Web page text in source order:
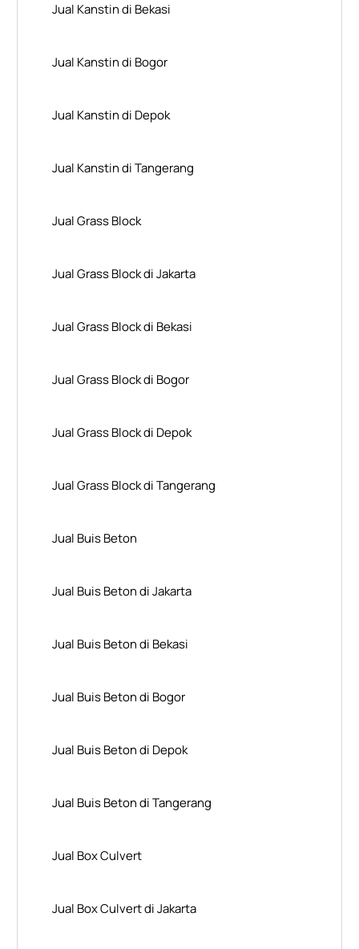
Jual Kanstin di Bekasi
Jual Kanstin di Bogor
Jual Kanstin di Depok
Jual Kanstin di Tangerang
Jual Grass Block
Jual Grass Block di Jakarta
Jual Grass Block di Bekasi
Jual Grass Block di Bogor
Jual Grass Block di Depok
Jual Grass Block di Tangerang
Jual Buis Beton
Jual Buis Beton di Jakarta
Jual Buis Beton di Bekasi
Jual Buis Beton di Bogor
Jual Buis Beton di Depok
Jual Buis Beton di Tangerang
Jual Box Culvert
Jual Box Culvert di Jakarta